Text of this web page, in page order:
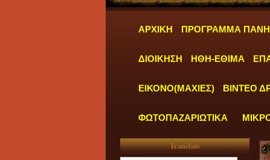
ΑΡΧΙΚΗ ΠΡΟΓΡΑΜΜΑ
ΔΙΟΙΚΗΣΗ ΗΘΗ-ΕΘΙΜΑ
ΕΙΚΟΝΟ(ΜΑΧΙΕΣ) ΒΙΝΤΕΟ
ΦΩΤΟΠΑΖΑΡΙΩΤΙΚΑ
Translate